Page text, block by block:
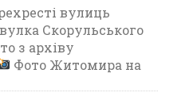
вулиць
Скорульського
з архіву
Фото Житомира на